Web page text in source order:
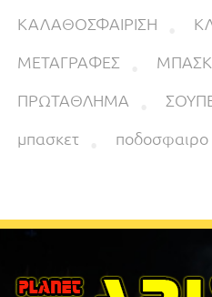
ΚΑΛΑΘΟΣΦΑΙΡΙΣΗ
ΜΕΤΑΓΡΑΦΕΣ
ΠΡΩΤΑΘΛΗΜΑ
μπασκετ
ποδοσφαιρο